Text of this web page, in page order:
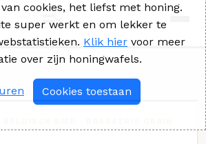
cookies, het liefst met honing.
super werkt en om lekker te
Klik hier voor meer
over zijn honingwafels.
Cookies toestaan